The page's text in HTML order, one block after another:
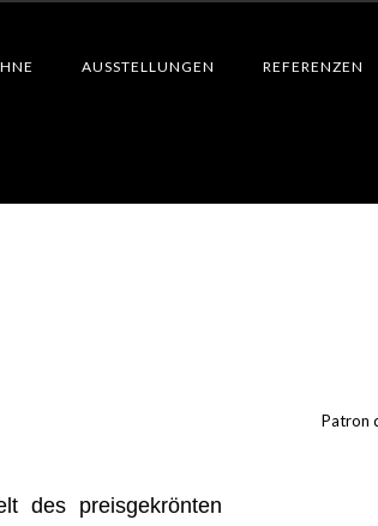
AUSSTELLUNGEN REFERENZEN
des preisgekrönten
Patron